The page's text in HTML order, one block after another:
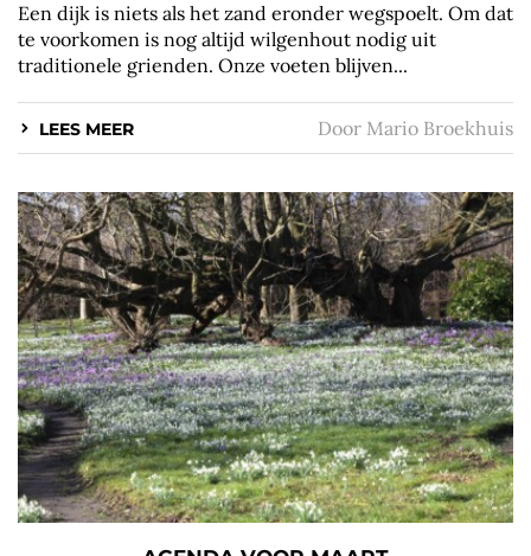
Een dijk is niets als het zand eronder wegspoelt. Om dat
te voorkomen is nog altijd wilgenhout nodig uit
traditionele grienden. Onze voeten blijven...
LEES MEER Door Mario Broekhuis